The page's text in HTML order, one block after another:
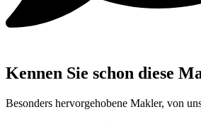
Kennen Sie schon diese
Besonders hervorgehobene Makler, von